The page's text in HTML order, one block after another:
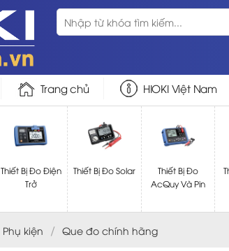
Tìm
kiếm:
Trang chủ HIOKI Việt Nam
Thiết Bị Đo Điện
Trở
Thiết Bị Đo Solar
Thiết Bị Đo
AcQuy Và Pin
Phụ kiện / Que đo chính hãng